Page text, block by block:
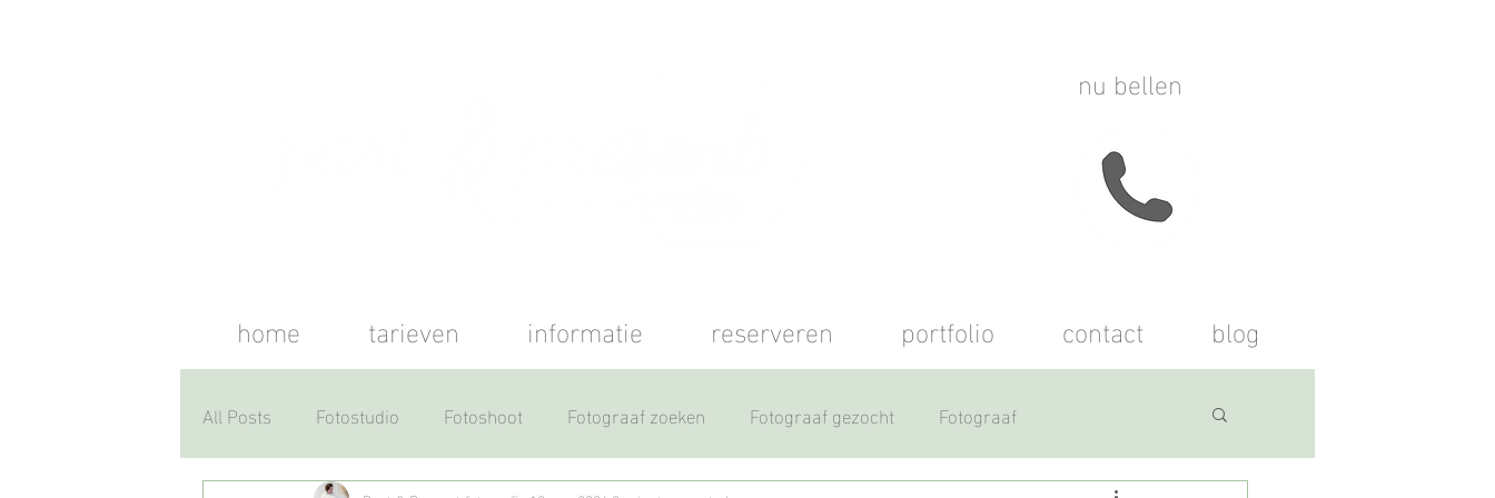
nu bellen
home tarieven informatie reserveren portfolio contact blog
All Posts Fotostudio Fotoshoot Fotograaf zoeken Fotograaf gezocht Fotograaf